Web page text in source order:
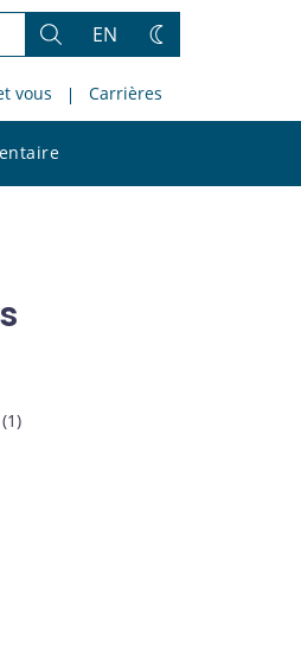
Rechercher
EN
Changez
thème
vous Carrières
le
(1)